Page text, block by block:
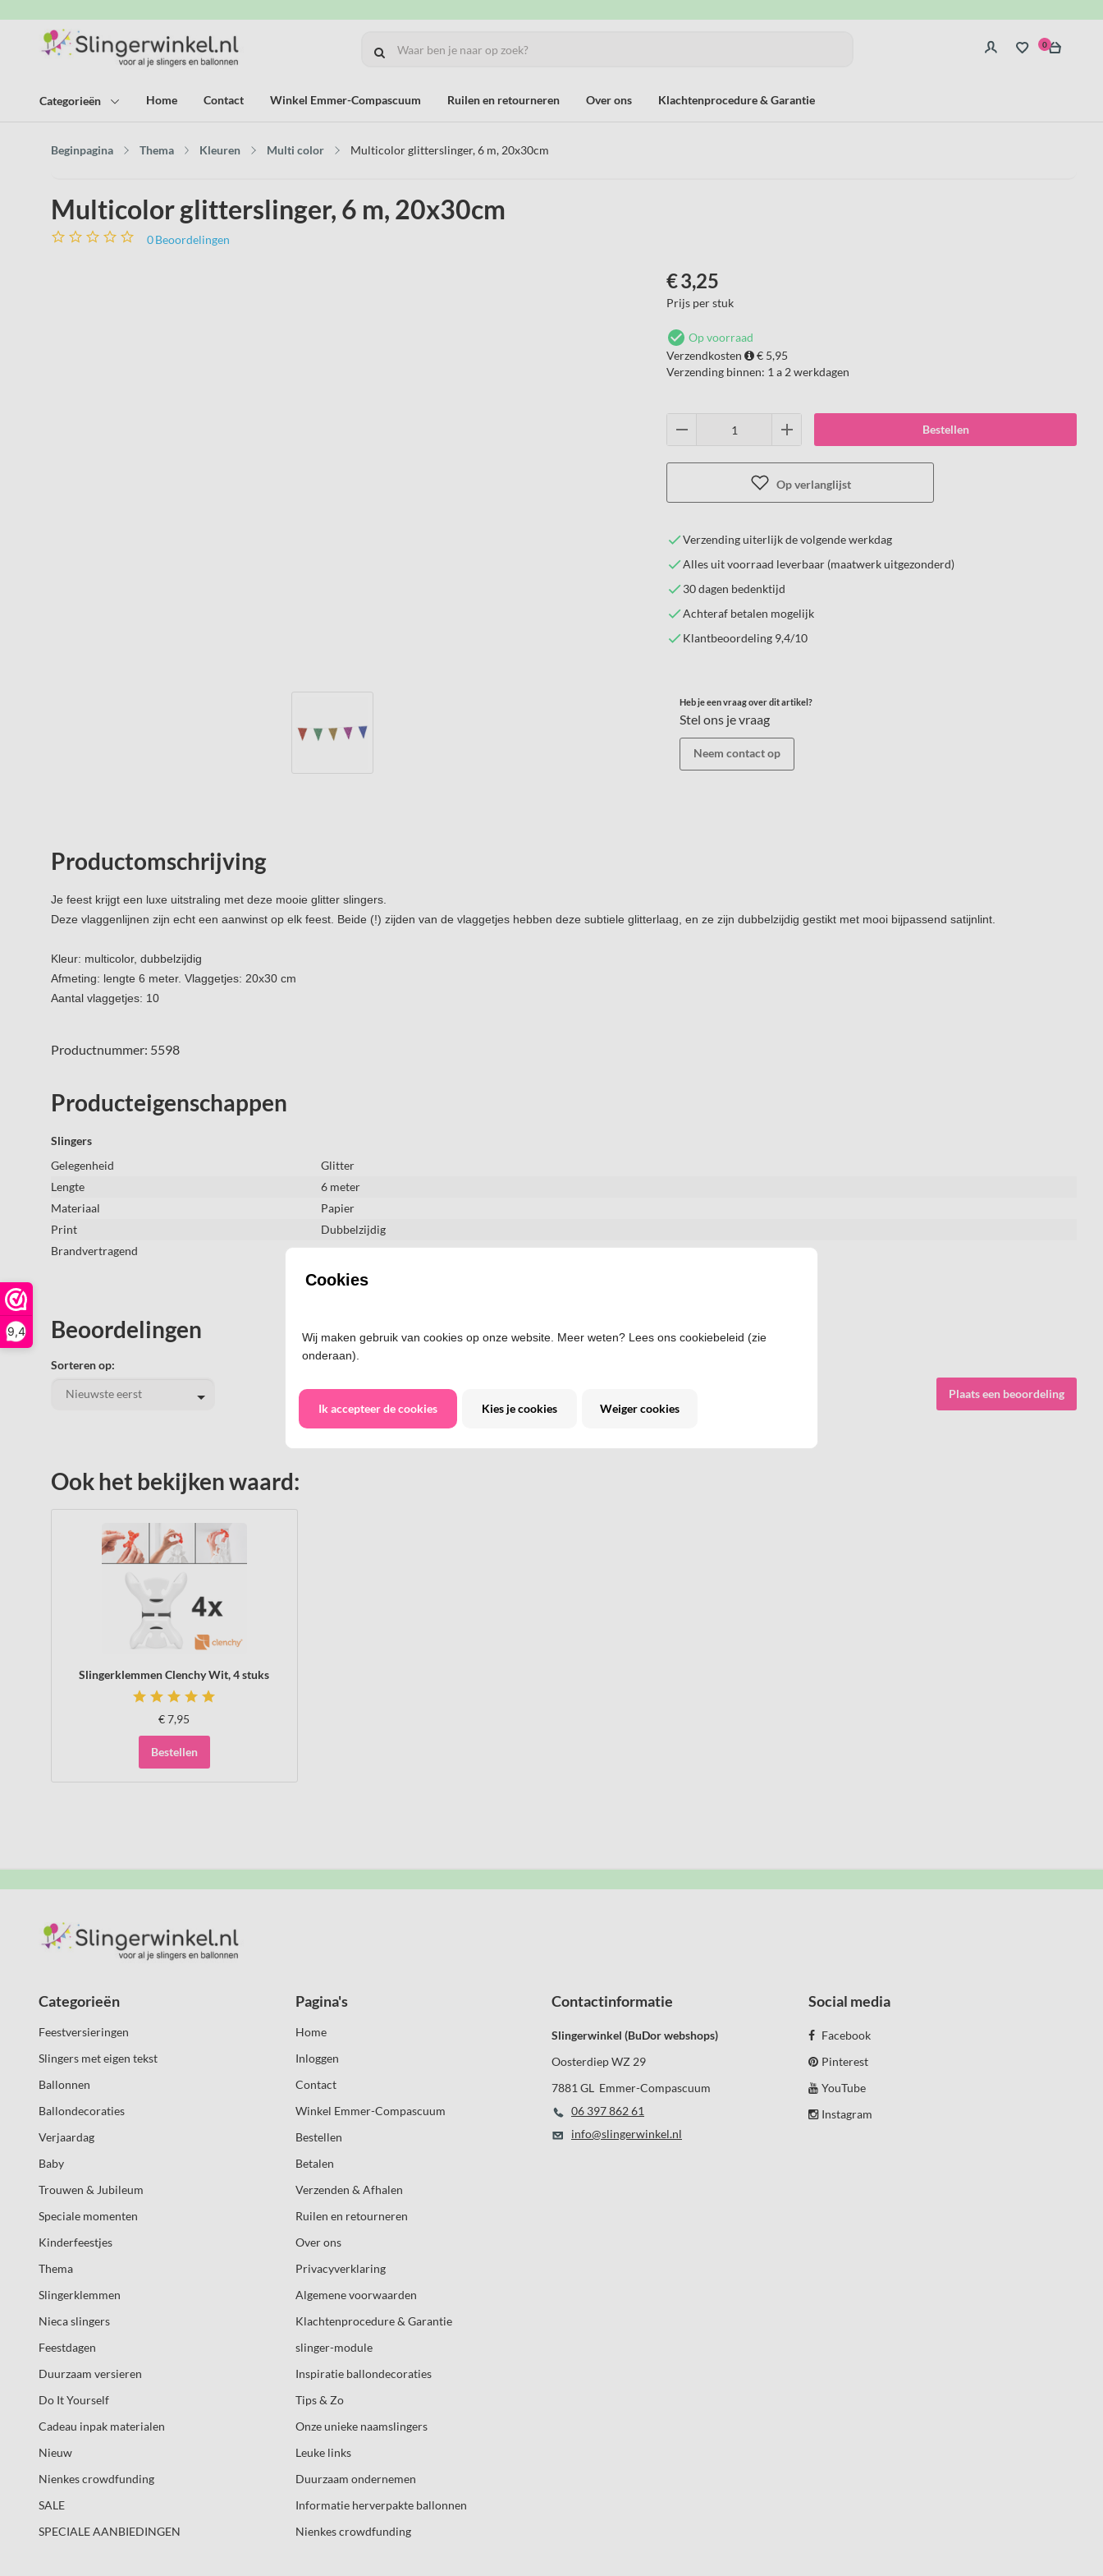
9,4
0
Categorieën Home Contact Winkel Emmer-Compascuum Ruilen en retourneren Over ons Klachtenprocedure & Garantie
Beginpagina Thema Kleuren Multi color Multicolor glitterslinger, 6 m, 20x30cm
Multicolor glitterslinger, 6 m, 20x30cm
0Beoordelingen
€3,25
Prijs per stuk
Op voorraad
Verzendkosten
€ 5,95
Verzending binnen: 1 a 2 werkdagen
Bestellen
Op verlanglijst
Verzending uiterlijk de volgende werkdag
Alles uit voorraad leverbaar (maatwerk uitgezonderd)
30 dagen bedenktijd
Achteraf betalen mogelijk
Klantbeoordeling 9,4/10
Heb je een vraag over dit artikel?
Stel ons je vraag
Neem contact op
Productomschrijving
Je feest krijgt een luxe uitstraling met deze mooie glitter slingers.
Deze vlaggenlijnen zijn echt een aanwinst op elk feest. Beide (!) zijden van de vlaggetjes hebben deze subtiele glitterlaag, en ze zijn dubbelzijdig gestikt met mooi bijpassend satijnlint.
Kleur: multicolor, dubbelzijdig
Afmeting: lengte 6 meter. Vlaggetjes: 20x30 cm
Aantal vlaggetjes: 10
Productnummer: 5598
Producteigenschappen
Slingers
Gelegenheid
Glitter
Lengte
6 meter
Materiaal
Papier
Print
Dubbelzijdig
Brandvertragend
nee
Beoordelingen
Sorteren op:
Plaats een beoordeling
Ook het bekijken waard:
Slingerklemmen Clenchy Wit, 4 stuks
€7,95
Bestellen
Categorieën
Feestversieringen
Slingers met eigen tekst
Ballonnen
Ballondecoraties
Verjaardag
Baby
Trouwen & Jubileum
Speciale momenten
Kinderfeestjes
Thema
Slingerklemmen
Nieca slingers
Feestdagen
Duurzaam versieren
Do It Yourself
Cadeau inpak materialen
Nieuw
Nienkes crowdfunding
SALE
SPECIALE AANBIEDINGEN
Pagina's
Home
Inloggen
Contact
Winkel Emmer-Compascuum
Bestellen
Betalen
Verzenden & Afhalen
Ruilen en retourneren
Over ons
Privacyverklaring
Algemene voorwaarden
Klachtenprocedure & Garantie
slinger-module
Inspiratie ballondecoraties
Tips & Zo
Onze unieke naamslingers
Leuke links
Duurzaam ondernemen
Informatie herverpakte ballonnen
Nienkes crowdfunding
Contactinformatie
Slingerwinkel (BuDor webshops)
Oosterdiep WZ 29
7881 GL Emmer-Compascuum
06 397 862 61
info@slingerwinkel.nl
Social media
Facebook
Pinterest
YouTube
Instagram
Cookies
Wij maken gebruik van cookies op onze website. Meer weten? Lees ons cookiebeleid (zie
onderaan).
Ik accepteer de cookies Kies je cookies Weiger cookies